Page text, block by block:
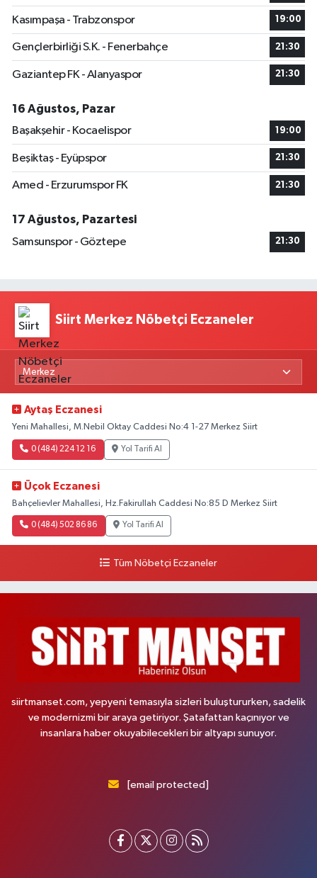
Kasımpaşa - Trabzonspor 19:00
Gençlerbirliği S.K. - Fenerbahçe 21:30
Gaziantep FK - Alanyaspor 21:30
16 Ağustos, Pazar
Başakşehir - Kocaelispor
19:00
Beşiktaş - Eyüpspor 21:30
Amed - Erzurumspor FK 21:30
17 Ağustos, Pazartesi
Samsunspor - Göztepe
21:30
Siirt Merkez Nöbetçi Eczaneler
Aytaş Eczanesi
Yeni Mahallesi, M.Nebil Oktay Caddesi No:4 1-27 Merkez Siirt
0 (484) 224 12 16 Yol Tarifi Al
Üçok Eczanesi
Bahçelievler Mahallesi, Hz.Fakirullah Caddesi No:85 D Merkez Siirt
0 (484) 502 86 86 Yol Tarifi Al
Tüm Nöbetçi Eczaneler
siirtmanset.com, yepyeni temasıyla sizleri buluştururken, sadelik
ve modernizmi bir araya getiriyor. Şatafattan kaçınıyor ve
insanlara haber okuyabilecekleri bir altyapı sunuyor.
[email protected]